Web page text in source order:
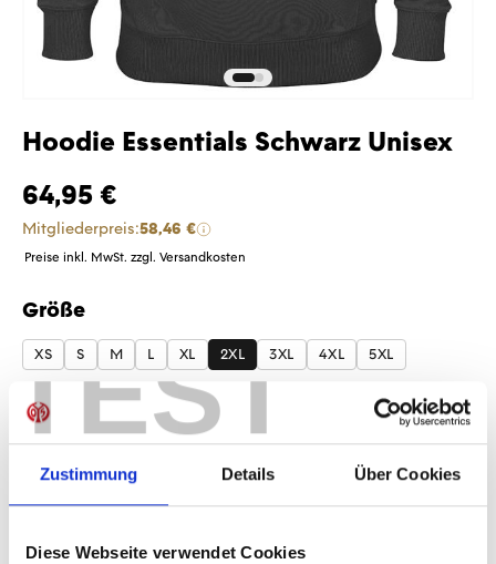
TEST
Zustimmung Details Über Cookies
Diese Webseite verwendet Cookies
Hoodie Essentials Schwarz Unisex
64,95 €
Mitgliederpreis:58,46 €
Preise inkl. MwSt. zzgl. Versandkosten
Größe
auswählen
XS S M L XL 2XL 3XL 4XL 5XL
Produkt Anzahl: Gib den gewünschten
Anzahl
Jetzt vorbestellen! Lieferzeit 1-2 Wochen, beginnend
ab dem 14. Dezember 2026